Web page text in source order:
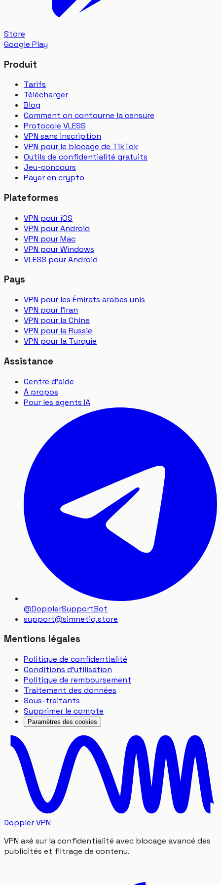
Store
Google Play
Produit
Tarifs
Télécharger
Blog
Comment on contourne la censure
Protocole VLESS
VPN sans inscription
VPN pour le blocage de TikTok
Outils de confidentialité gratuits
Jeu-concours
Payer en crypto
Plateformes
VPN pour iOS
VPN pour Android
VPN pour Mac
VPN pour Windows
VLESS pour Android
Pays
VPN pour les Émirats arabes unis
VPN pour l'Iran
VPN pour la Chine
VPN pour la Russie
VPN pour la Turquie
Assistance
Centre d'aide
À propos
Pour les agents IA
@DopplerSupportBot
support@simnetiq.store
Mentions légales
Politique de confidentialité
Conditions d'utilisation
Politique de remboursement
Traitement des données
Sous-traitants
Supprimer le compte
Paramètres des cookies
Doppler VPN
VPN axé sur la confidentialité avec blocage avancé des
publicités et filtrage de contenu.